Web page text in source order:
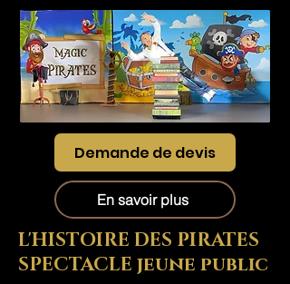
Demande de devis
En savoir plus
L'HISTOIRE DES PIRATES
SPECTACLE jeune public